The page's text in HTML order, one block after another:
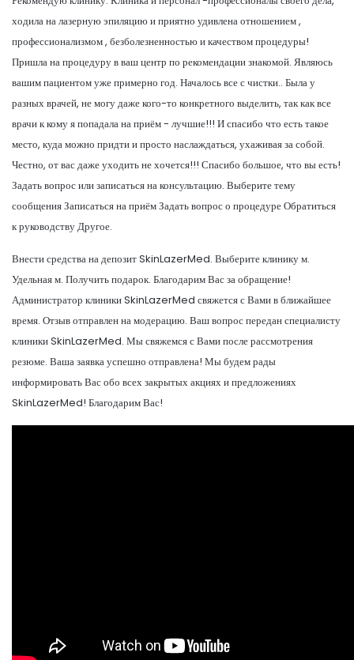
ходила на лазерную эпиляцию и приятно удивлена отношением ,
профессионализмом , безболезненностью и качеством процедуры!
Пришла на процедуру в ваш центр по рекомендации знакомой. Являюсь
вашим пациентом уже примерно год. Началось все с чистки.. Была у
разных врачей, не могу даже кого-то конкретного выделить, так как все
врачи к кому я попадала на приём - лучшие!!! И спасибо что есть такое
место, куда можно придти и просто наслаждаться, ухаживая за собой.
Честно, от вас даже уходить не хочется!!! Спасибо большое, что вы есть!
Задать вопрос или записаться на консультацию. Выберите тему
сообщения Записаться на приём Задать вопрос о процедуре Обратиться
к руководству Другое.
Внести средства на депозит SkinLazerMed. Выберите клинику м.
Удельная м. Получить подарок. Благодарим Вас за обращение!
Администратор клиники SkinLazerMed свяжется с Вами в ближайшее
время. Отзыв отправлен на модерацию. Ваш вопрос передан специалисту
клиники SkinLazerMed. Мы свяжемся с Вами после рассмотрения
резюме. Ваша заявка успешно отправлена! Мы будем рады
информировать Вас обо всех закрытых акциях и предложениях
SkinLazerMed! Благодарим Вас!